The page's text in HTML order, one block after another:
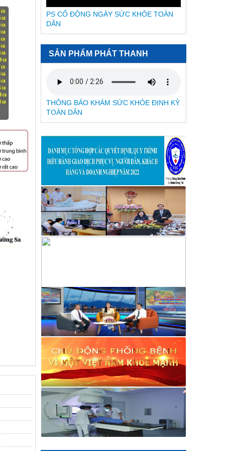
tỉnh Khánh Hòa năm 2025-2027 (lần 2)
843/QĐ-SYT
SYT ngày 15/10/2025 của Sở Y tế về
thuốc Generic thuộc kế hoạch lựa
sắm tập trung thuốc cấp địa phương
tỉnh Khánh Hòa năm 2025-2027
754/QĐ-SYT
lựa chọn nhà thầu qua mạng gói số 1:
Gói thầu thuốc Generic thuộc kế hoạch
lựa chọn nhà thầu cung cấp thuốc:
Mua sắm tập trung thuốc cấp địa
2027
2741/QĐ-SYT
Quyết định Về việc thu hồi số công bố
tiêu chuẩn áp dụng của thiết bị y tế
thuộc loại A, B
Thông báo về việc công khai thực hiện
dự toán thu - chi ngân sách 3 tháng
đầu năm 2026 của Trung tâm Kiểm
soát bệnh tật Khánh Hòa
845/KSBT-KHNV
V/v mời báo giá dịch vụ Tuyên truyền
hưởng ứng Ngày sức khỏe toàn dân
Việt Nam (07/4) năm 2026
577/KSBT-TCHC
V/v mời chào giá sửa xe ô tô
1380A/KSBT-TCHC
V/v mời chào giá thuê xe vận chuyển
viên chức, người lao động đi công tác
các huyện, thị xã, thành phố tỉnh
PS CỔ ĐỘNG NGÀY SỨC KHỎE TOÀN
DÂN
SẢN PHẨM PHÁT THANH
THÔNG BÁO KHÁM SỨC KHỎE ĐỊNH KỲ
TOÀN DÂN